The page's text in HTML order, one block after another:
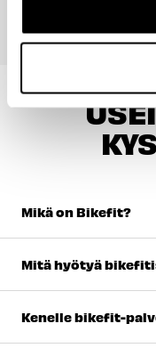
Mikä on Bikefit?
Mitä hyötyä
Kenelle bikefit-